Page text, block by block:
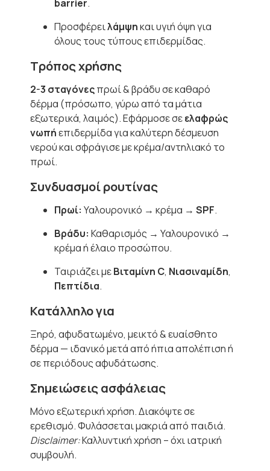
barrier.
Προσφέρειλάμψηκαι υγιή όψη για
όλους τους τύπους επιδερμίδας.
Τρόπος χρήσης
2-3 σταγόνεςπρωί & βράδυ σε καθαρό
δέρμα (πρόσωπο, γύρω από τα μάτια
εξωτερικά, λαιμός). Εφάρμοσε σεελαφρώς
νωπήεπιδερμίδα για καλύτερη δέσμευση
νερού και σφράγισε με κρέμα/αντηλιακό το
πρωί.
Συνδυασμοί ρουτίνας
Πρωί: Υαλουρονικό → κρέμα → SPF.
Βράδυ: Καθαρισμός → Υαλουρονικό →
κρέμα ή έλαιο προσώπου.
Ταιριάζει μεΒιταμίνη C, Νιασιναμίδη,
Πεπτίδια.
Κατάλληλο για
Ξηρό, αφυδατωμένο, μεικτό & ευαίσθητο
δέρμα — ιδανικό μετά από ήπια απολέπιση ή
σε περιόδους αφυδάτωσης.
Σημειώσεις ασφάλειας
Μόνο εξωτερική χρήση. Διακόψτε σε
ερεθισμό. Φυλάσσεται μακριά από παιδιά.
Disclaimer:Καλλυντική χρήση – όχι ιατρική
συμβουλή.